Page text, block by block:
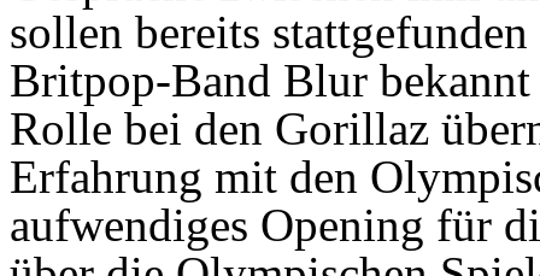
sollen bereits
Britpop-Band Blur bekannt
Rolle bei den Gorillaz
Erfahrung mit den
aufwendiges Opening für